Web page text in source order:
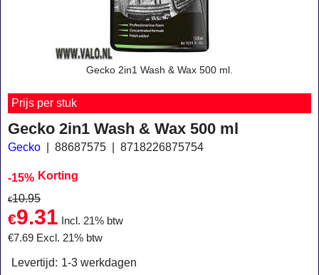
Gecko 2in1 Wash & Wax 500 ml.
Prijs per stuk
Gecko 2in1 Wash & Wax 500 ml
Gecko 88687575 8718226875754
-15% Korting
€10.95
€9.31
Incl. 21% btw
€7.69 Excl. 21% btw
Levertijd: 1-3 werkdagen